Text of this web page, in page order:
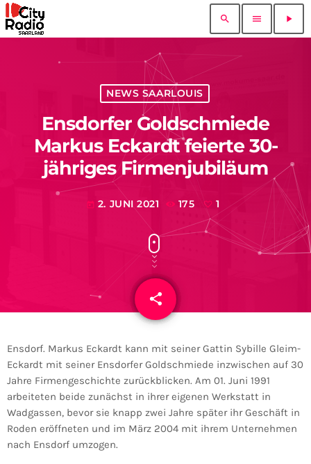
search menu play_arrow
NEWS SAARLOUIS
Ensdorfer Goldschmiede
Markus Eckardt feierte 30-
jähriges Firmenjubiläum
today 2. JUNI 2021 175 1
share
email
Ensdorf. Markus Eckardt kann mit seiner Gattin Sybille Gleim-
Eckardt mit seiner Ensdorfer Goldschmiede inzwischen auf 30
Jahre Firmengeschichte zurückblicken. Am 01. Juni 1991
arbeiteten beide zunächst in ihrer eigenen Werkstatt in
Wadgassen, bevor sie knapp zwei Jahre später ihr Geschäft in
Roden eröffneten und im März 2004 mit ihrem Unternehmen
nach Ensdorf umzogen.